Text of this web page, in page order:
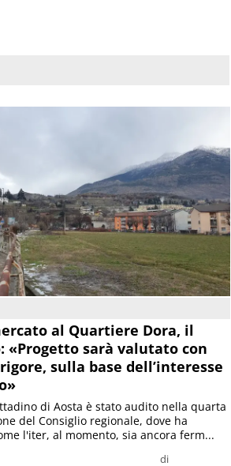
al Quartiere Dora, il
«Progetto sarà valutato con
sulla base dell’interesse
di
di Aosta è stato audito nella quarta
del Consiglio regionale, dove ha
l'iter, al momento, sia ancora ferm...